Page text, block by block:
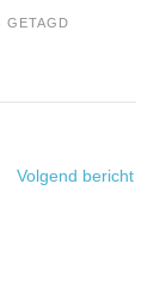
GETAGD
Volgend bericht